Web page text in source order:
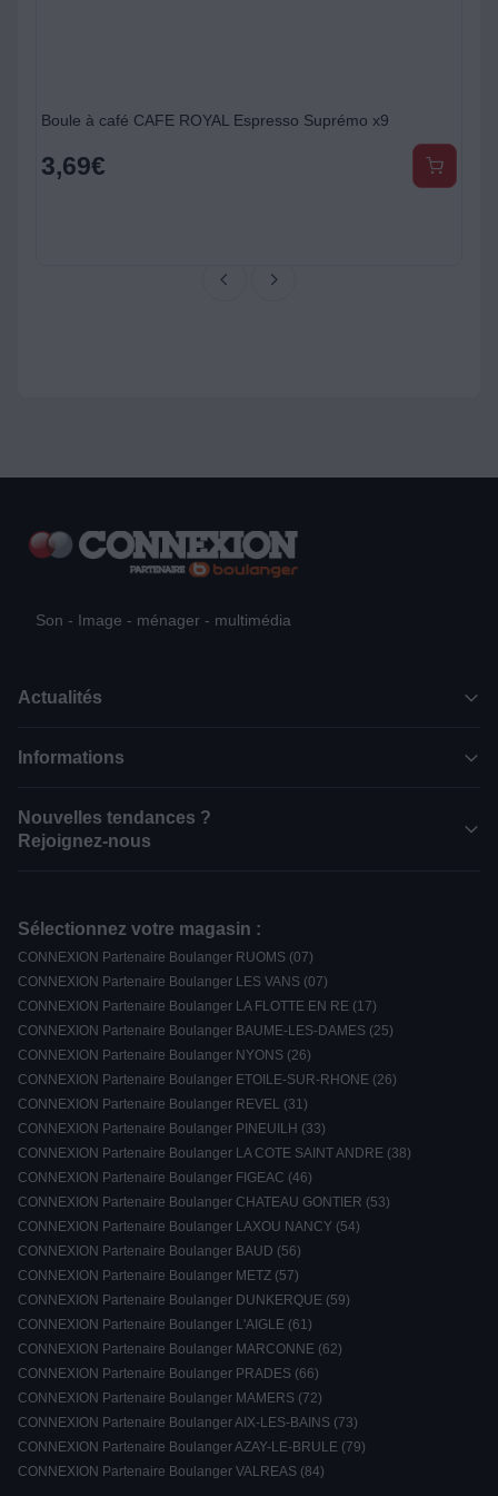
Boule à café CAFE ROYAL Espresso Suprémo x9
3,69€
Son - Image - ménager - multimédia
Actualités
Informations
Nouvelles tendances ?
Rejoignez-nous
Sélectionnez votre magasin :
CONNEXION Partenaire Boulanger RUOMS (07)
CONNEXION Partenaire Boulanger LES VANS (07)
CONNEXION Partenaire Boulanger LA FLOTTE EN RE (17)
CONNEXION Partenaire Boulanger BAUME-LES-DAMES (25)
CONNEXION Partenaire Boulanger NYONS (26)
CONNEXION Partenaire Boulanger ETOILE-SUR-RHONE (26)
CONNEXION Partenaire Boulanger REVEL (31)
CONNEXION Partenaire Boulanger PINEUILH (33)
CONNEXION Partenaire Boulanger LA COTE SAINT ANDRE (38)
CONNEXION Partenaire Boulanger FIGEAC (46)
CONNEXION Partenaire Boulanger CHATEAU GONTIER (53)
CONNEXION Partenaire Boulanger LAXOU NANCY (54)
CONNEXION Partenaire Boulanger BAUD (56)
CONNEXION Partenaire Boulanger METZ (57)
CONNEXION Partenaire Boulanger DUNKERQUE (59)
CONNEXION Partenaire Boulanger L'AIGLE (61)
CONNEXION Partenaire Boulanger MARCONNE (62)
CONNEXION Partenaire Boulanger PRADES (66)
CONNEXION Partenaire Boulanger MAMERS (72)
CONNEXION Partenaire Boulanger AIX-LES-BAINS (73)
CONNEXION Partenaire Boulanger AZAY-LE-BRULE (79)
CONNEXION Partenaire Boulanger VALREAS (84)